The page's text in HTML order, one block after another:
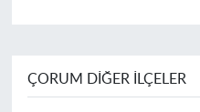
ÇORUM DIĞER İLÇELER